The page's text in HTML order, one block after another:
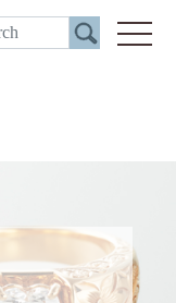
予約